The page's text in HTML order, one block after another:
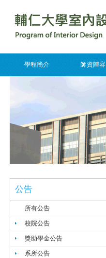
學程簡介 師資陣容
公告
所有公告
校院公告
獎助學金公告
系所公告